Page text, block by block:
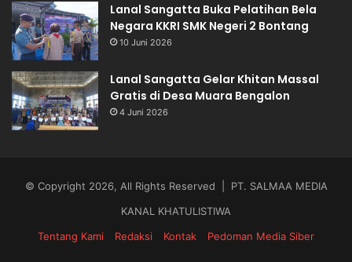
Lanal Sangatta Buka Pelatihan Bela
Negara KKRI SMK Negeri 2 Bontang
10 Juni 2026
Lanal Sangatta Gelar Khitan Massal
Gratis di Desa Muara Bengalon
4 Juni 2026
© Copyright 2026, All Rights Reserved | PT. SALMAA MEDIA
KANAL KHATULISTIWA
Tentang Kami
Redaksi Kontak Pedoman Media Siber